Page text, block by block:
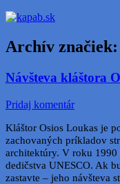
Archív značiek:
Návšteva kláštora
Pridaj komentár
Kláštor Osios Loukas je
zachovaných príkladov
architektúry. V roku 1990
dedičstva UNESCO. Ak
zastavte – jeho návšteva